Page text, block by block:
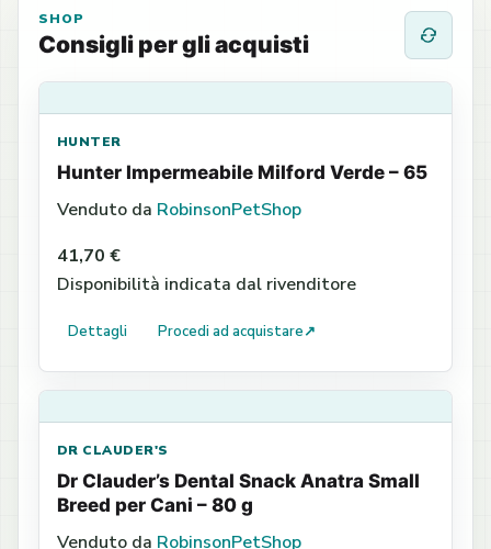
SHOP
Consigli per gli acquisti
HUNTER
Hunter Impermeabile Milford Verde – 65
Venduto da RobinsonPetShop
41,70 €
Disponibilità indicata dal rivenditore
Dettagli Procedi ad acquistare↗
DR CLAUDER'S
Dr Clauder’s Dental Snack Anatra Small
Breed per Cani – 80 g
Venduto da RobinsonPetShop